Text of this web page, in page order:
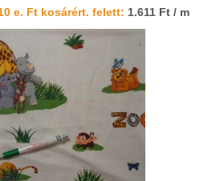
e. Ft kosárért. felett: 1.611 Ft / m